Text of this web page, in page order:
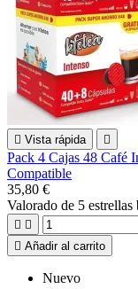
 Vista rápida 
Pack 4 Cajas 48 Café
Compatible
35,80 €
Valorado de 5 estrellas
 
 Añadir al carrito
Nuevo